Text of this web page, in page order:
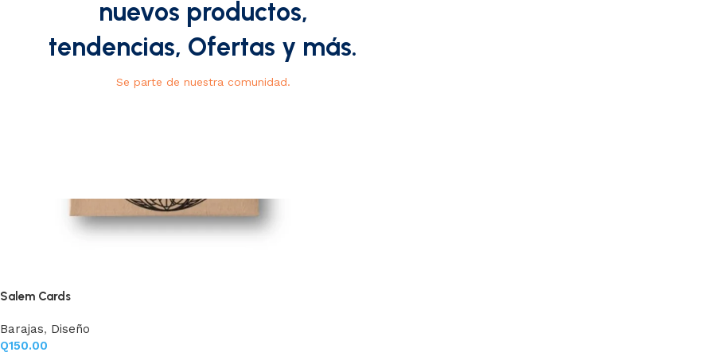
nuevos productos,
tendencias, Ofertas y más.
Se parte de nuestra comunidad.
Salem Cards
Barajas, Diseño
Q150.00